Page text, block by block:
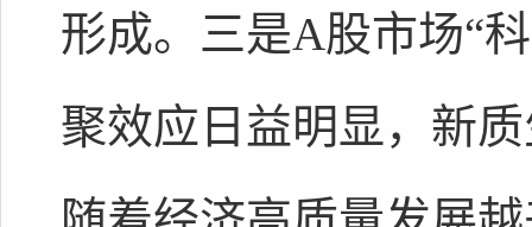
形成。三是A股市场“
聚效应日益明显，新